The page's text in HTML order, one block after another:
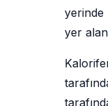
yerinde
yer